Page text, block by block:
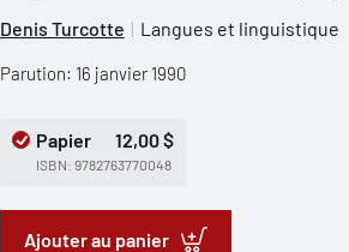
Denis Turcotte Langues et linguistique
Parution: 16 janvier 1990
Papier 12,00 $
ISBN: 9782763770048
Ajouter au panier